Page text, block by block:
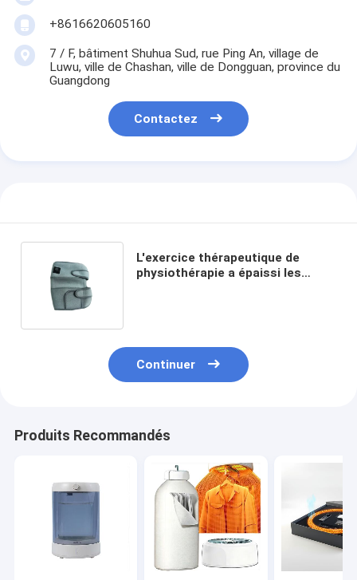
+8616620605160
7 / F, bâtiment Shuhua Sud, rue Ping An, village de
Luwu, ville de Chashan, ville de Dongguan, province du
Guangdong
Contactez
L'exercice thérapeutique de
physiothérapie a épaissi les
Continuer
Produits Recommandés